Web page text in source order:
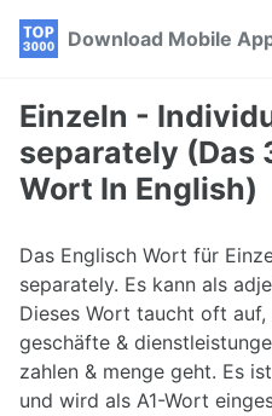
Skip
navigation
Skip
Skip
Download Mobile
Einzeln -
separately (Das
Wort In English)
Das Englisch Wort für
separately. Es kann als
Dieses Wort taucht oft auf,
geschäfte &
zahlen & menge geht. Es
und wird als A1-Wort